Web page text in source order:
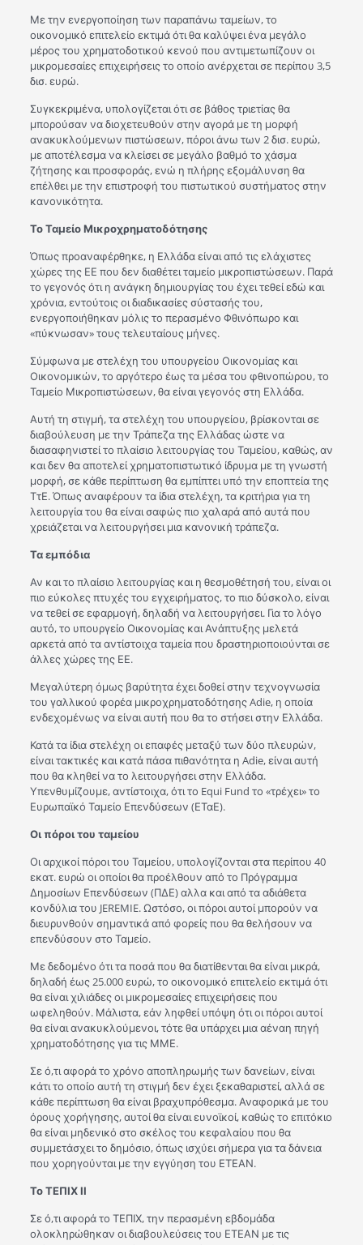
Με την ενεργοποίηση των παραπάνω ταμείων, το
οικονομικό επιτελείο εκτιμά ότι θα καλύψει ένα μεγάλο
μέρος του χρηματοδοτικού κενού που αντιμετωπίζουν οι
μικρομεσαίες επιχειρήσεις το οποίο ανέρχεται σε περίπου 3,5
δισ. ευρώ.
Συγκεκριμένα, υπολογίζεται ότι σε βάθος τριετίας θα
μπορούσαν να διοχετευθούν στην αγορά με τη μορφή
ανακυκλούμενων πιστώσεων, πόροι άνω των 2 δισ. ευρώ,
με αποτέλεσμα να κλείσει σε μεγάλο βαθμό το χάσμα
ζήτησης και προσφοράς, ενώ η πλήρης εξομάλυνση θα
επέλθει με την επιστροφή του πιστωτικού συστήματος στην
κανονικότητα.
Το Ταμείο Μικροχρηματοδότησης
Όπως προαναφέρθηκε, η Ελλάδα είναι από τις ελάχιστες
χώρες της ΕΕ που δεν διαθέτει ταμείο μικροπιστώσεων. Παρά
το γεγονός ότι η ανάγκη δημιουργίας του έχει τεθεί εδώ και
χρόνια, εντούτοις οι διαδικασίες σύστασής του,
ενεργοποιήθηκαν μόλις το περασμένο Φθινόπωρο και
«πύκνωσαν» τους τελευταίους μήνες.
Σύμφωνα με στελέχη του υπουργείου Οικονομίας και
Οικονομικών, το αργότερο έως τα μέσα του φθινοπώρου, το
Ταμείο Μικροπιστώσεων, θα είναι γεγονός στη Ελλάδα.
Αυτή τη στιγμή, τα στελέχη του υπουργείου, βρίσκονται σε
διαβούλευση με την Τράπεζα της Ελλάδας ώστε να
διασαφηνιστεί το πλαίσιο λειτουργίας του Ταμείου, καθώς, αν
και δεν θα αποτελεί χρηματοπιστωτικό ίδρυμα με τη γνωστή
μορφή, σε κάθε περίπτωση θα εμπίπτει υπό την εποπτεία της
ΤτΕ. Όπως αναφέρουν τα ίδια στελέχη, τα κριτήρια για τη
λειτουργία του θα είναι σαφώς πιο χαλαρά από αυτά που
χρειάζεται να λειτουργήσει μια κανονική τράπεζα.
Τα εμπόδια
Αν και το πλαίσιο λειτουργίας και η θεσμοθέτησή του, είναι οι
πιο εύκολες πτυχές του εγχειρήματος, το πιο δύσκολο, είναι
να τεθεί σε εφαρμογή, δηλαδή να λειτουργήσει. Για το λόγο
αυτό, το υπουργείο Οικονομίας και Ανάπτυξης μελετά
αρκετά από τα αντίστοιχα ταμεία που δραστηριοποιούνται σε
άλλες χώρες της ΕΕ.
Μεγαλύτερη όμως βαρύτητα έχει δοθεί στην τεχνογνωσία
του γαλλικού φορέα μικροχρηματοδότησης Adie, η οποία
ενδεχομένως να είναι αυτή που θα το στήσει στην Ελλάδα.
Κατά τα ίδια στελέχη οι επαφές μεταξύ των δύο πλευρών,
είναι τακτικές και κατά πάσα πιθανότητα η Adie, είναι αυτή
που θα κληθεί να το λειτουργήσει στην Ελλάδα.
Υπενθυμίζουμε, αντίστοιχα, ότι το Equi Fund το «τρέχει» το
Ευρωπαϊκό Ταμείο Επενδύσεων (ΕΤαΕ).
Οι πόροι του ταμείου
Οι αρχικοί πόροι του Ταμείου, υπολογίζονται στα περίπου 40
εκατ. ευρώ οι οποίοι θα προέλθουν από το Πρόγραμμα
Δημοσίων Επενδύσεων (ΠΔΕ) αλλα και από τα αδιάθετα
κονδύλια του JEREMIE. Ωστόσο, οι πόροι αυτοί μπορούν να
διευρυνθούν σημαντικά από φορείς που θα θελήσουν να
επενδύσουν στο Ταμείο.
Με δεδομένο ότι τα ποσά που θα διατίθενται θα είναι μικρά,
δηλαδή έως 25.000 ευρώ, το οικονομικό επιτελείο εκτιμά ότι
θα είναι χιλιάδες οι μικρομεσαίες επιχειρήσεις που
ωφεληθούν. Μάλιστα, εάν ληφθεί υπόψη ότι οι πόροι αυτοί
θα είναι ανακυκλούμενοι, τότε θα υπάρχει μια αέναη πηγή
χρηματοδότησης για τις ΜΜΕ.
Σε ό,τι αφορά το χρόνο αποπληρωμής των δανείων, είναι
κάτι το οποίο αυτή τη στιγμή δεν έχει ξεκαθαριστεί, αλλά σε
κάθε περίπτωση θα είναι βραχυπρόθεσμα. Αναφορικά με του
όρους χορήγησης, αυτοί θα είναι ευνοϊκοί, καθώς το επιτόκιο
θα είναι μηδενικό στο σκέλος του κεφαλαίου που θα
συμμετάσχει το δημόσιο, όπως ισχύει σήμερα για τα δάνεια
που χορηγούνται με την εγγύηση του ΕΤΕΑΝ.
Το ΤΕΠΙΧ ΙΙ
Σε ό,τι αφορά το ΤΕΠΙΧ, την περασμένη εβδομάδα
ολοκληρώθηκαν οι διαβουλεύσεις του ΕΤΕΑΝ με τις